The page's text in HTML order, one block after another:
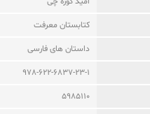
کتابستان معرفت
داستان های فارسی
978-622-6837-23-1
5985110